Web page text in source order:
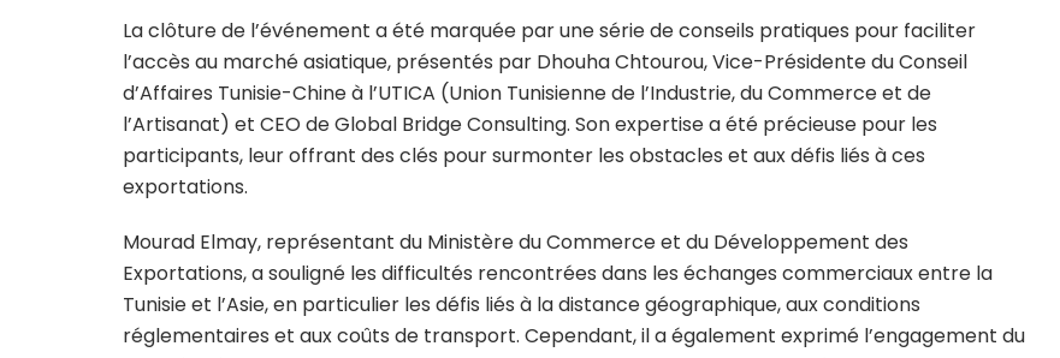
La clôture de l’événement a été marquée par une série de conseils pratiques pour faciliter
l’accès au marché asiatique, présentés par Dhouha Chtourou, Vice-Présidente du Conseil
d’Affaires Tunisie-Chine à l’UTICA (Union Tunisienne de l’Industrie, du Commerce et de
l’Artisanat) et CEO de Global Bridge Consulting. Son expertise a été précieuse pour les
participants, leur offrant des clés pour surmonter les obstacles et aux défis liés à ces
exportations.
Mourad Elmay, représentant du Ministère du Commerce et du Développement des
Exportations, a souligné les difficultés rencontrées dans les échanges commerciaux entre la
Tunisie et l’Asie, en particulier les défis liés à la distance géographique, aux conditions
réglementaires et aux coûts de transport. Cependant, il a également exprimé l’engagement du